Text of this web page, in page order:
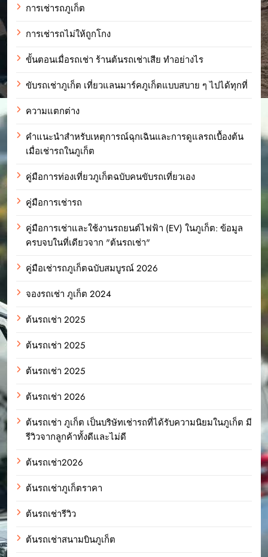
การเช่ารถภูเก็ต
การเช่ารถไม่ให้ถูกโกง
ขั้นตอนเมื่อรถเช่า ร้านต้นรถเช่าเสีย ทำอย่างไร
ขับรถเช่าภูเก็ต เที่ยวแลนมาร์คภูเก็ตแบบสบาย ๆ ไปได้ทุกที่
ความแตกต่าง
คำแนะนำสำหรับเหตุการณ์ฉุกเฉินและการดูแลรถเบื้องต้น
เมื่อเช่ารถในภูเก็ต
คู่มือการท่องเที่ยวภูเก็ตฉบับคนขับรถเที่ยวเอง
คู่มือการเช่ารถ
คู่มือการเช่าและใช้งานรถยนต์ไฟฟ้า (EV) ในภูเก็ต: ข้อมูล
ครบจบในที่เดียวจาก "ต้นรถเช่า"
คู่มือเช่ารถภูเก็ตฉบับสมบูรณ์ 2026
จองรถเช่า ภูเก็ต 2024
ต้นรถเช่า 2025
ต้นรถเช่า 2025
ต้นรถเช่า 2025
ต้นรถเช่า 2026
ต้นรถเช่า ภูเก็ต เป็นบริษัทเช่ารถที่ได้รับความนิยมในภูเก็ต มี
รีวิวจากลูกค้าทั้งดีและไม่ดี
ต้นรถเช่า2026
ต้นรถเช่าภูเก็ตราคา
ต้นรถเช่ารีวิว
ต้นรถเช่าสนามบินภูเก็ต